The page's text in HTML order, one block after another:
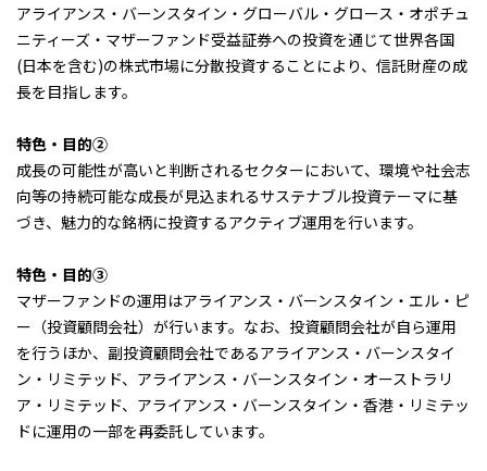
2016/02/01 0円
2015/07/31
2015/02/02
2014/07/31 150円
2013/07/31 70円
2013/01/31 0円
2012/07/31 0円
アライアンス・バーンスタイン・グローバル・グロース・オポチュ
ニティーズ・マザーファンド受益証券への投資を通じて世界各国
(日本を含む)の株式市場に分散投資することにより、信託財産の成
長を目指します。
特色・目的②
成長の可能性が高いと判断されるセクターにおいて、環境や社会志
向等の持続可能な成長が見込まれるサステナブル投資テーマに基
づき、魅力的な銘柄に投資するアクティブ運用を行います。
特色・目的③
マザーファンドの運用はアライアンス・バーンスタイン・エル・ピ
ー（投資顧問会社）が行います。なお、投資顧問会社が自ら運用
を行うほか、副投資顧問会社であるアライアンス・バーンスタイ
ン・リミテッド、アライアンス・バーンスタイン・オーストラリ
ア・リミテッド、アライアンス・バーンスタイン・香港・リミテッ
ドに運用の一部を再委託しています。